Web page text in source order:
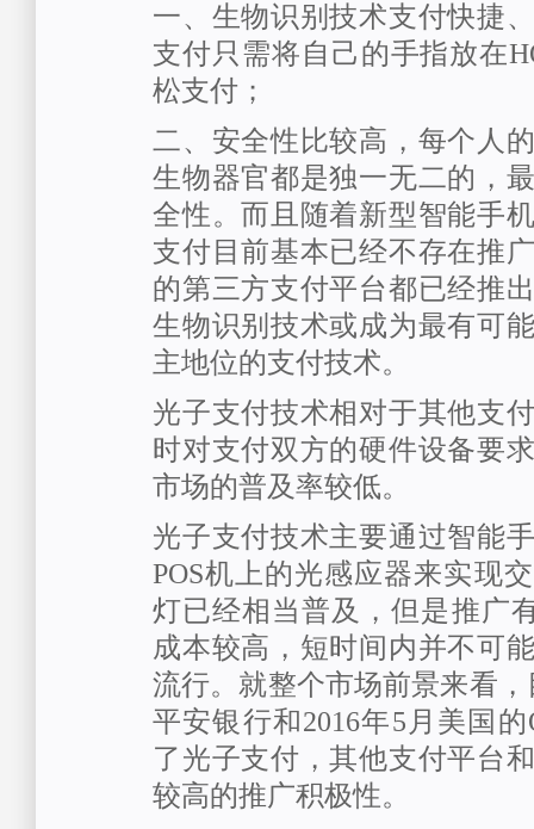
一、生物识别技术支付快捷
支付只需将自己的手指放在
松支付；
二、安全性比较高，每个人
生物器官都是独一无二的，
全性。而且随着新型智能手
支付目前基本已经不存在推
的第三方支付平台都已经推
生物识别技术或成为最有可
主地位的支付技术。
光子支付技术相对于其他支
时对支付双方的硬件设备要
市场的普及率较低。
光子支付技术主要通过智能
POS机上的光感应器来实现
灯已经相当普及，但是推广
成本较高，短时间内并不可
流行。就整个市场前景来看，
平安银行和2016年5月美国的
了光子支付，其他支付平台
较高的推广积极性。